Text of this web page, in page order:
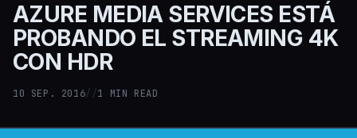
AZURE MEDIA SERVICES ESTÁ
PROBANDO EL STREAMING 4K
CON HDR
10 SEP. 2016//1 MIN READ